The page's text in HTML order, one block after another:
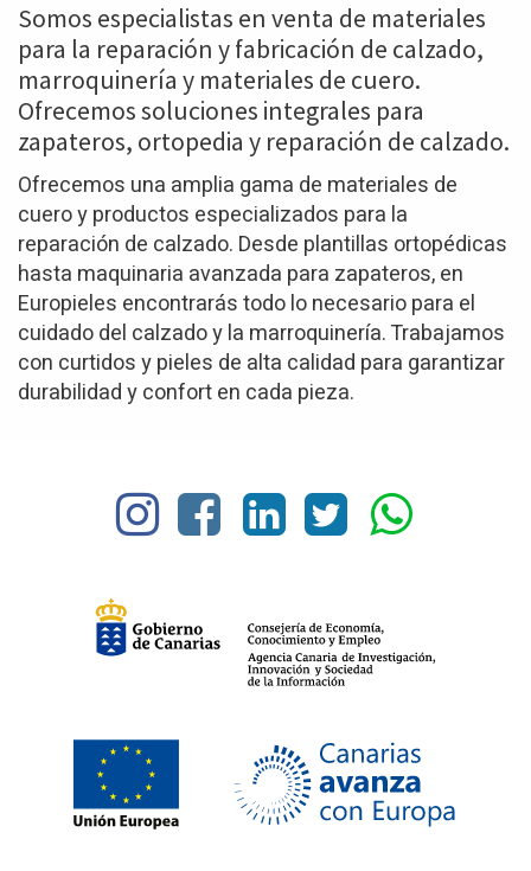
Somos especialistas en venta de materiales
para la reparación y fabricación de calzado,
marroquinería y materiales de cuero.
Ofrecemos soluciones integrales para
zapateros, ortopedia y reparación de calzado.
Ofrecemos una amplia gama de materiales de
cuero y productos especializados para la
reparación de calzado. Desde plantillas ortopédicas
hasta maquinaria avanzada para zapateros, en
Europieles encontrarás todo lo necesario para el
cuidado del calzado y la marroquinería. Trabajamos
con curtidos y pieles de alta calidad para garantizar
durabilidad y confort en cada pieza.